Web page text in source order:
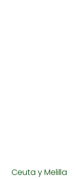
Ceuta y Melilla